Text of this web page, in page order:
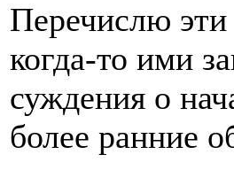
Перечислю эти
когда-то ими
суждения о
более ранние